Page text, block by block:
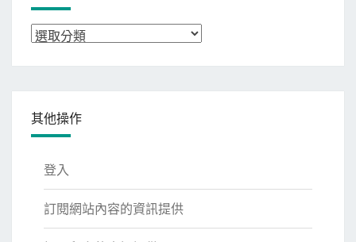
分
其他操作
登入
訂閱網站內容的資訊提供